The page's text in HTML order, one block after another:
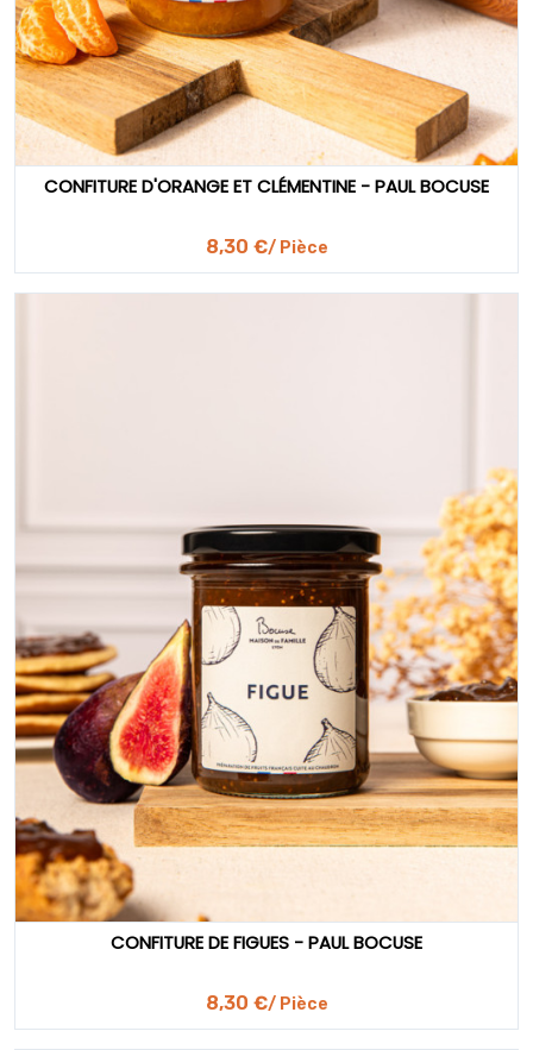
CONFITURE D'ORANGE ET CLÉMENTINE - PAUL BOCUSE
8,30 €/ Pièce
CONFITURE DE FIGUES - PAUL BOCUSE
8,30 €/ Pièce